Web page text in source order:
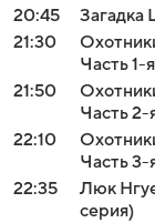
20:45
Загадка
21:30
Часть 1-
21:50
Часть 2-
22:10
Часть 3-
22:35
Люк
серия)